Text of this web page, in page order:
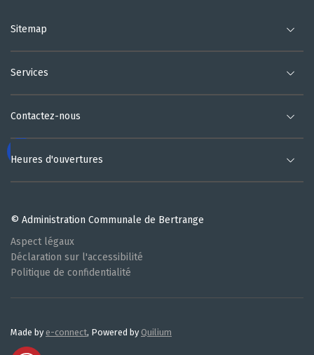
Sitemap
Services
Contactez-nous
Heures d'ouvertures
© Administration Communale de Bertrange
Aspect légaux
Déclaration sur l'accessibilité
Politique de confidentialité
Made by e-connect, Powered by Quilium